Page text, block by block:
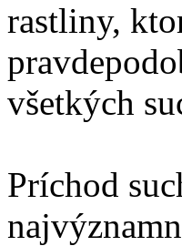
rastliny,
všetkých
Príchod